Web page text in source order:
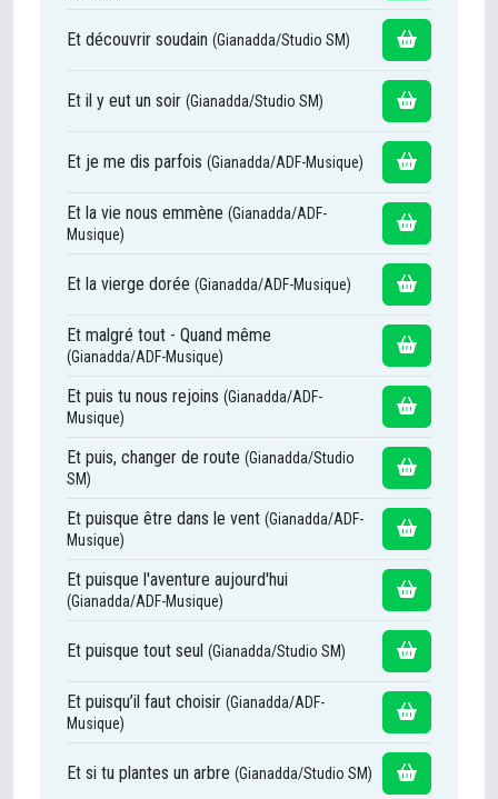
Et découvrir soudain (Gianadda/Studio SM)
Et il y eut un soir (Gianadda/Studio SM)
Et je me dis parfois (Gianadda/ADF-Musique)
Et la vie nous emmène (Gianadda/ADF-
Musique)
Et la vierge dorée (Gianadda/ADF-Musique)
Et malgré tout - Quand même
(Gianadda/ADF-Musique)
Et puis tu nous rejoins (Gianadda/ADF-
Musique)
Et puis, changer de route (Gianadda/Studio
SM)
Et puisque être dans le vent (Gianadda/ADF-
Musique)
Et puisque l'aventure aujourd'hui
(Gianadda/ADF-Musique)
Et puisque tout seul (Gianadda/Studio SM)
Et puisqu’il faut choisir (Gianadda/ADF-
Musique)
Et si tu plantes un arbre (Gianadda/Studio SM)